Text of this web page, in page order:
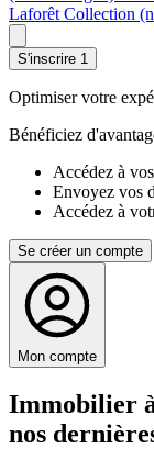
Laforêt Collection
S'inscrire 1
Optimiser votre
Bénéficiez
Accédez à
Envoyez vos
Accédez à
Se créer un compte
Mon compte
Immobilier
nos